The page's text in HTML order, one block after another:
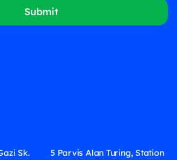
Submit
Sk.
5 Parvis Alan Turing, Station